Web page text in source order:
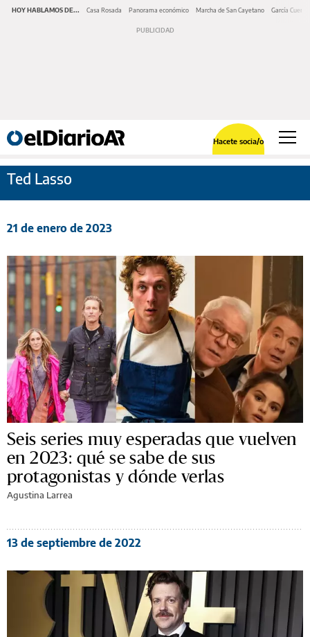
HOY HABLAMOS DE... Casa Rosada Panorama económico Marcha de San Cayetano García Cuerva
Hacete socia/o
Ted Lasso
21 de enero de 2023
Seis series muy esperadas que vuelven
en 2023: qué se sabe de sus
protagonistas y dónde verlas
Agustina Larrea
13 de septiembre de 2022